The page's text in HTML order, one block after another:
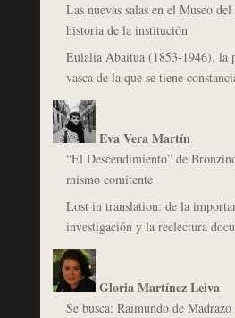
Las nuevas salas en el Museo
historia de la institución
Eulalia Abaitua (1853-1946), la
vasca de la que se tiene
Eva Vera Martín
“El Descendimiento” de
mismo comitente
Lost in translation: de la
investigación y la reelectura
Gloria Martínez Leiva
Se busca: Raimundo de Madrazo